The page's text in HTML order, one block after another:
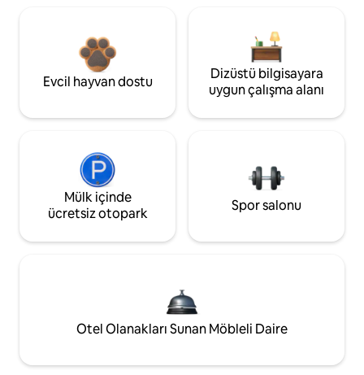
Evcil hayvan dostu
Dizüstü bilgisayara
uygun çalışma alanı
Mülk içinde
ücretsiz otopark
Spor salonu
Otel Olanakları Sunan Möbleli Daire